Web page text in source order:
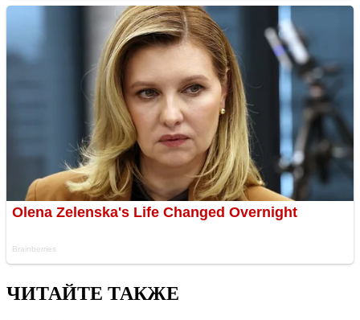
ЧИТАЙТЕ ТАКЖЕ